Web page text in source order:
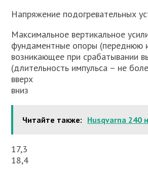
Напряжение подогревательных
Максимальное вертикальное
фундаментные опоры (переднюю
возникающее при срабатывании
(длительность импульса – не
вверх
вниз
Читайте также: Husqvarna 240
17,3
18,4